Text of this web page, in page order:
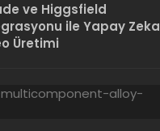
ve Higgsfield
ile Yapay Zeka
Üretimi